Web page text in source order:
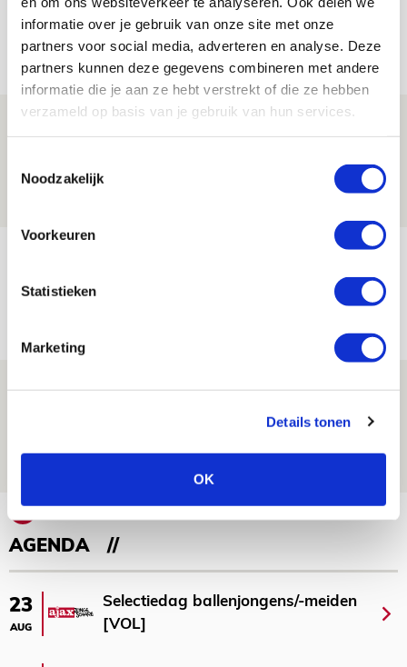
informatie over je gebruik van onze site met onze
partners voor social media, adverteren en analyse. Deze
partners kunnen deze gegevens combineren met andere
informatie die je aan ze hebt verstrekt of die ze hebben
verzameld op basis van je gebruik van hun services.
Noodzakelijk
Voorkeuren
Statistieken
Marketing
Details tonen
OK
Net binnen //
Drie dingen die je moet weten over PEC
08 AUGUSTUS 2026 - 12:32
Míchels elf: met welke formatie begin
jij aan nieuw eredivisieseizoen?
Spelen bij Jong Ajax of Ajax 1? Dat
maakt Abdalla ‘geen reet’ uit
Bekijk meer
AGENDA
23
AUG
Selectiedag ballenjongens/-meiden
[VOL]